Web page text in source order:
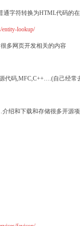
通字符转换为HTML代码的
entity-lookup/
多网页开发相关的内容
码,MFC,C++….(自己经常
介绍和下载和存储很多开源